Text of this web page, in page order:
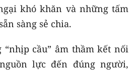
khó khăn và những tấm
sàng sẻ chia.
cầu” âm thầm kết nối
lực đến đúng người,